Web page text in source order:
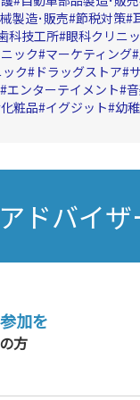
製造･販売 節税対策
科技工所 眼科クリニ
ック マーケティング
ク
ドラッグストア
エンターテイメント
化粧品 イグジット 幼
ドバイ
加を
方